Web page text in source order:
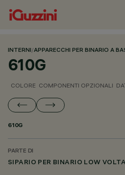
INTERNI/APPARECCHI PER BINARIO A
610G
COLORE COMPONENTI OPZIONALI
610G
PARTE DI
SIPARIO PER BINARIO LOW